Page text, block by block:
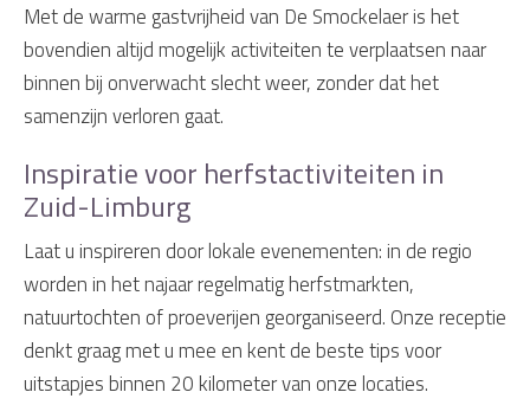
Met de warme gastvrijheid van De Smockelaer is het
bovendien altijd mogelijk activiteiten te verplaatsen naar
binnen bij onverwacht slecht weer, zonder dat het
samenzijn verloren gaat.
Inspiratie voor herfstactiviteiten in
Zuid-Limburg
Laat u inspireren door lokale evenementen: in de regio
worden in het najaar regelmatig herfstmarkten,
natuurtochten of proeverijen georganiseerd. Onze receptie
denkt graag met u mee en kent de beste tips voor
uitstapjes binnen 20 kilometer van onze locaties.